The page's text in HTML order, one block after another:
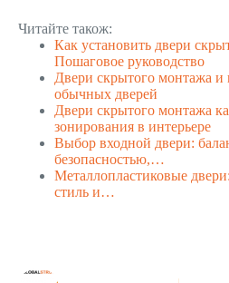
Читайте також:
Как установить двери
Пошаговое руководство
Двери скрытого монтажа и
обычных дверей
Двери скрытого монтажа
зонирования в интерьере
Выбор входной двери:
безопасностью,…
Металлопластиковые
стиль и…